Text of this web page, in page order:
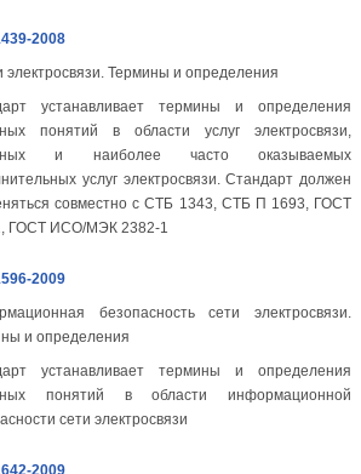
2008
электросвязи. Термины и определения
устанавливает термины и определения
понятий в области услуг электросвязи,
и наиболее часто оказываемых
услуг электросвязи. Стандарт должен
совместно с СТБ 1343, СТБ П 1693, ГОСТ
ГОСТ ИСО/МЭК 2382-1
2009
безопасность сети электросвязи.
и определения
устанавливает термины и определения
понятий в области информационной
сети электросвязи